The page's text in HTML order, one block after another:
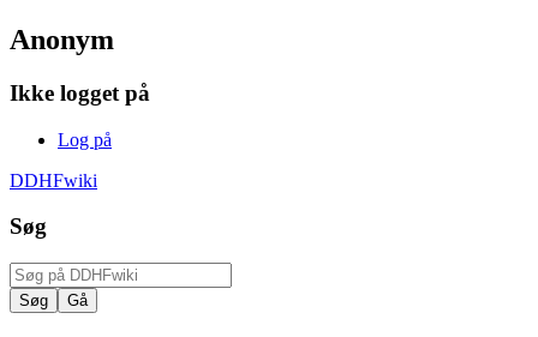
Anonym
Ikke logget på
Log på
DDHFwiki
Søg